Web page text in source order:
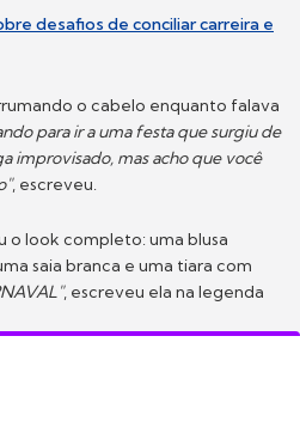
desafios de conciliar carreira e
o cabelo enquanto falava
para ir a uma festa que surgiu de
improvisado, mas acho que você
, escreveu.
o look completo: uma blusa
saia branca e uma tiara com
, escreveu ela na legenda